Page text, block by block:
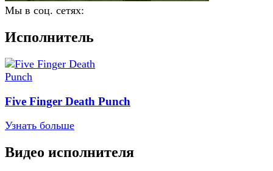
Мы в соц. сетях:
Исполнитель
Five Finger Death Punch
Узнать больше
Видео исполнителя